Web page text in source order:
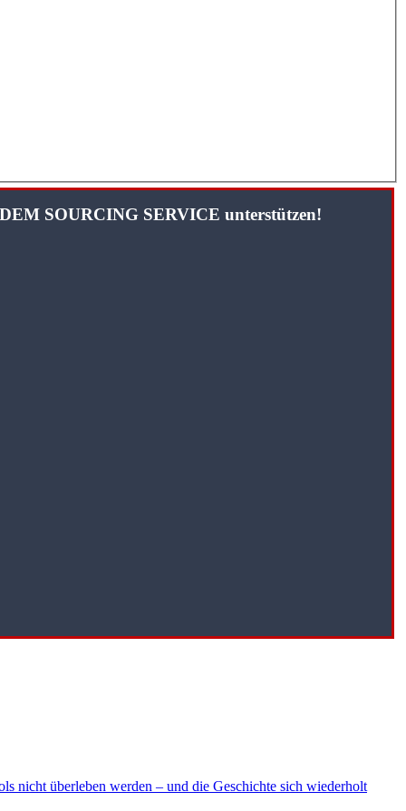
SOURCING SERVICE unterstützen!
nicht überleben werden – und die Geschichte sich wiederholt